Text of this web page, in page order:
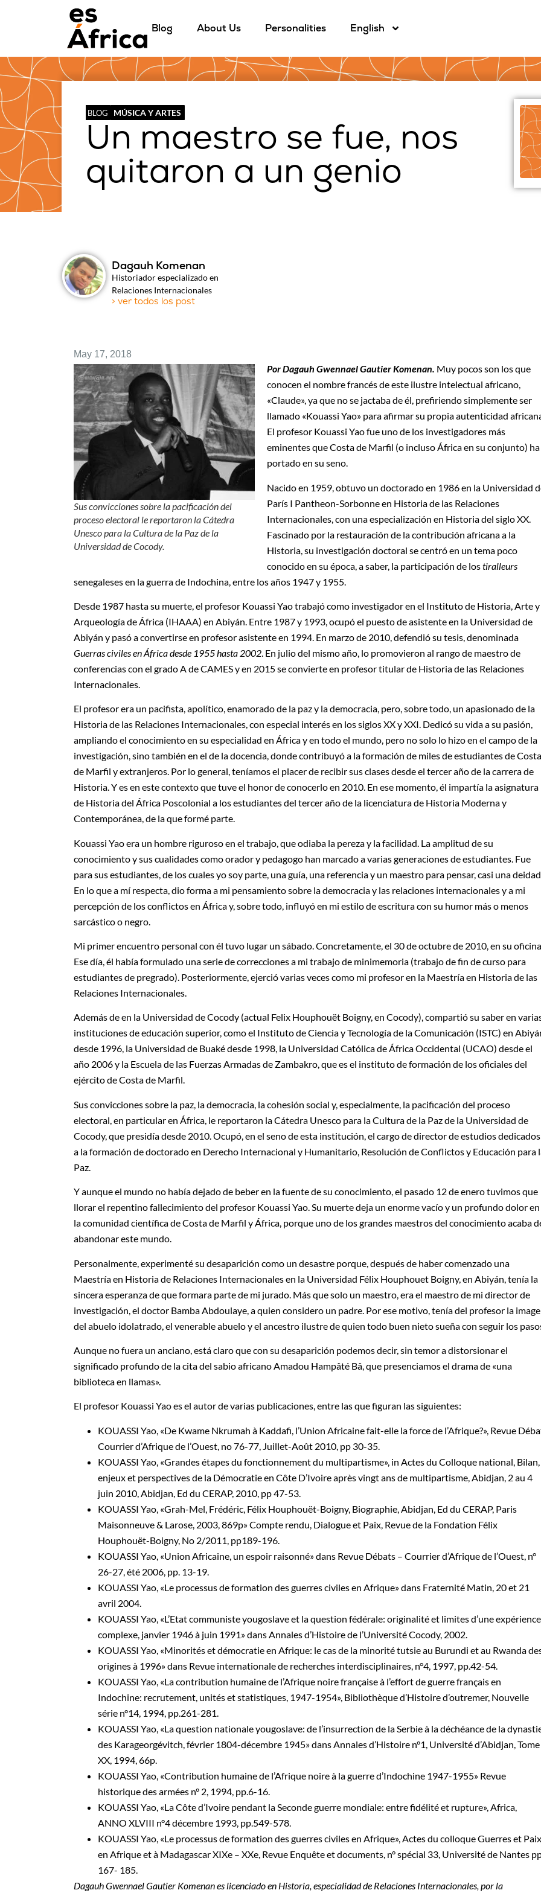
Blog About Us Personalities English
BLOG MÚSICA Y ARTES
Un maestro se fue, nos
quitaron a un genio
Dagauh Komenan
Historiador especializado en
Relaciones Internacionales
> ver todos los post
May 17, 2018
Sus convicciones sobre la pacificación del
proceso electoral le reportaron la Cátedra
Unesco para la Cultura de la Paz de la
Universidad de Cocody.
Por Dagauh Gwennael Gautier Komenan. Muy pocos son los que
conocen el nombre francés de este ilustre intelectual africano,
«Claude», ya que no se jactaba de él, prefiriendo simplemente ser
llamado «Kouassi Yao» para afirmar su propia autenticidad
El profesor Kouassi Yao fue uno de los investigadores más
eminentes que Costa de Marfil (o incluso África en su conjunto) ha
portado en su seno.
Nacido en 1959, obtuvo un doctorado en 1986 en la Universidad
París I Pantheon-Sorbonne en Historia de las Relaciones
Internacionales, con una especialización en Historia del siglo XX.
Fascinado por la restauración de la contribución africana a la
Historia, su investigación doctoral se centró en un tema poco
conocido en su época, a saber, la participación de lostiralleurs
senegaleses en la guerra de Indochina, entre los años 1947 y 1955.
Desde 1987 hasta su muerte, el profesor Kouassi Yao trabajó como investigador en el Instituto de Historia, Arte y
Arqueología de África (IHAAA) en Abiyán. Entre 1987 y 1993, ocupó el puesto de asistente en la Universidad de
Abiyán y pasó a convertirse en profesor asistente en 1994. En marzo de 2010, defendió su tesis, denominada
Guerras civiles en África desde 1955 hasta 2002. En julio del mismo año, lo promovieron al rango de maestro de
conferencias con el grado A de CAMES y en 2015 se convierte en profesor titular de Historia de las Relaciones
Internacionales.
El profesor era un pacifista, apolítico, enamorado de la paz y la democracia, pero, sobre todo, un apasionado de la
Historia de las Relaciones Internacionales, con especial interés en los siglos XX y XXI. Dedicó su vida a su pasión,
ampliando el conocimiento en su especialidad en África y en todo el mundo, pero no solo lo hizo en el campo de la
investigación, sino también en el de la docencia, donde contribuyó a la formación de miles de estudiantes de Costa
de Marfil y extranjeros. Por lo general, teníamos el placer de recibir sus clases desde el tercer año de la carrera de
Historia. Y es en este contexto que tuve el honor de conocerlo en 2010. En ese momento, él impartía la asignatura
de Historia del África Poscolonial a los estudiantes del tercer año de la licenciatura de Historia Moderna y
Contemporánea, de la que formé parte.
Kouassi Yao era un hombre riguroso en el trabajo, que odiaba la pereza y la facilidad. La amplitud de su
conocimiento y sus cualidades como orador y pedagogo han marcado a varias generaciones de estudiantes. Fue
para sus estudiantes, de los cuales yo soy parte, una guía, una referencia y un maestro para pensar, casi una deidad.
En lo que a mí respecta, dio forma a mi pensamiento sobre la democracia y las relaciones internacionales y a mi
percepción de los conflictos en África y, sobre todo, influyó en mi estilo de escritura con su humor más o menos
sarcástico o negro.
Mi primer encuentro personal con él tuvo lugar un sábado. Concretamente, el 30 de octubre de 2010, en su
Ese día, él había formulado una serie de correcciones a mi trabajo de minimemoria (trabajo de fin de curso para
estudiantes de pregrado). Posteriormente, ejerció varias veces como mi profesor en la Maestría en Historia de las
Relaciones Internacionales.
Además de en la Universidad de Cocody (actual Felix Houphouët Boigny, en Cocody), compartió su saber en
instituciones de educación superior, como el Instituto de Ciencia y Tecnología de la Comunicación (ISTC) en
desde 1996, la Universidad de Buaké desde 1998, la Universidad Católica de África Occidental (UCAO) desde el
año 2006 y la Escuela de las Fuerzas Armadas de Zambakro, que es el instituto de formación de los oficiales del
ejército de Costa de Marfil.
Sus convicciones sobre la paz, la democracia, la cohesión social y, especialmente, la pacificación del proceso
electoral, en particular en África, le reportaron la Cátedra Unesco para la Cultura de la Paz de la Universidad de
Cocody, que presidía desde 2010. Ocupó, en el seno de esta institución, el cargo de director de estudios dedicados
a la formación de doctorado en Derecho Internacional y Humanitario, Resolución de Conflictos y Educación para
Paz.
Y aunque el mundo no había dejado de beber en la fuente de su conocimiento, el pasado 12 de enero tuvimos que
llorar el repentino fallecimiento del profesor Kouassi Yao. Su muerte deja un enorme vacío y un profundo dolor en
la comunidad científica de Costa de Marfil y África, porque uno de los grandes maestros del conocimiento acaba
abandonar este mundo.
Personalmente, experimenté su desaparición como un desastre porque, después de haber comenzado una
Maestría en Historia de Relaciones Internacionales en la Universidad Félix Houphouet Boigny, en Abiyán, tenía la
sincera esperanza de que formara parte de mi jurado. Más que solo un maestro, era el maestro de mi director de
investigación, el doctor Bamba Abdoulaye, a quien considero un padre. Por ese motivo, tenía del profesor la
del abuelo idolatrado, el venerable abuelo y el ancestro ilustre de quien todo buen nieto sueña con seguir los
Aunque no fuera un anciano, está claro que con su desaparición podemos decir, sin temor a distorsionar el
significado profundo de la cita del sabio africano Amadou Hampâté Bâ, que presenciamos el drama de «una
biblioteca en llamas».
El profesor Kouassi Yao es el autor de varias publicaciones, entre las que figuran las siguientes:
KOUASSI Yao, «De Kwame Nkrumah à Kaddafi, l’Union Africaine fait-elle la force de l’Afrique?», Revue
Courrier d’Afrique de l’Ouest, no 76-77, Juillet-Août 2010, pp 30-35.
KOUASSI Yao, «Grandes étapes du fonctionnement du multipartisme», in Actes du Colloque national, Bilan,
enjeux et perspectives de la Démocratie en Côte D’Ivoire après vingt ans de multipartisme, Abidjan, 2 au 4
juin 2010, Abidjan, Ed du CERAP, 2010, pp 47-53.
KOUASSI Yao, «Grah-Mel, Frédéric, Félix Houphouët-Boigny, Biographie, Abidjan, Ed du CERAP, Paris
Maisonneuve & Larose, 2003, 869p» Compte rendu, Dialogue et Paix, Revue de la Fondation Félix
Houphouët-Boigny, No 2/2011, pp189-196.
KOUASSI Yao, «Union Africaine, un espoir raisonné» dans Revue Débats – Courrier d’Afrique de l’Ouest, n°
26-27, été 2006, pp. 13-19.
KOUASSI Yao, «Le processus de formation des guerres civiles en Afrique» dans Fraternité Matin, 20 et 21
avril 2004.
KOUASSI Yao, «L’Etat communiste yougoslave et la question fédérale: originalité et limites d’une expérience
complexe, janvier 1946 à juin 1991» dans Annales d’Histoire de l’Université Cocody, 2002.
KOUASSI Yao, «Minorités et démocratie en Afrique: le cas de la minorité tutsie au Burundi et au Rwanda
origines à 1996» dans Revue internationale de recherches interdisciplinaires, n°4, 1997, pp.42-54.
KOUASSI Yao, «La contribution humaine de l’Afrique noire française à l’effort de guerre français en
Indochine: recrutement, unités et statistiques, 1947-1954», Bibliothèque d’Histoire d’outremer, Nouvelle
série n°14, 1994, pp.261-281.
KOUASSI Yao, «La question nationale yougoslave: de l’insurrection de la Serbie à la déchéance de la
des Karageorgévitch, février 1804-décembre 1945» dans Annales d’Histoire n°1, Université d’Abidjan, Tome
XX, 1994, 66p.
KOUASSI Yao, «Contribution humaine de l’Afrique noire à la guerre d’Indochine 1947-1955» Revue
historique des armées n° 2, 1994, pp.6-16.
KOUASSI Yao, «La Côte d’Ivoire pendant la Seconde guerre mondiale: entre fidélité et rupture», Africa,
ANNO XLVIII n°4 décembre 1993, pp.549-578.
KOUASSI Yao, «Le processus de formation des guerres civiles en Afrique», Actes du colloque Guerres et Paix
en Afrique et à Madagascar XIXe – XXe, Revue Enquête et documents, n° spécial 33, Université de Nantes
167- 185.
Dagauh Gwennael Gautier Komenan es licenciado en Historia, especialidad de Relaciones Internacionales, por la